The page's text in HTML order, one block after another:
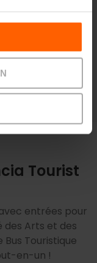
Tourist
entrées pour
des Arts et des
Bus Touristique
en-un !